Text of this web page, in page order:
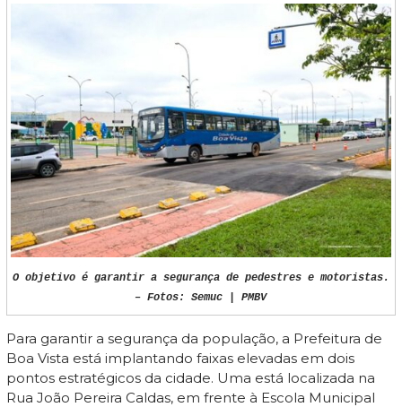
O objetivo é garantir a segurança de pedestres e motoristas.
– Fotos: Semuc | PMBV
Para garantir a segurança da população, a Prefeitura de
Boa Vista está implantando faixas elevadas em dois
pontos estratégicos da cidade. Uma está localizada na
Rua João Pereira Caldas, em frente à Escola Municipal